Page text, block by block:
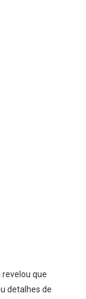
revelou que
detalhes de